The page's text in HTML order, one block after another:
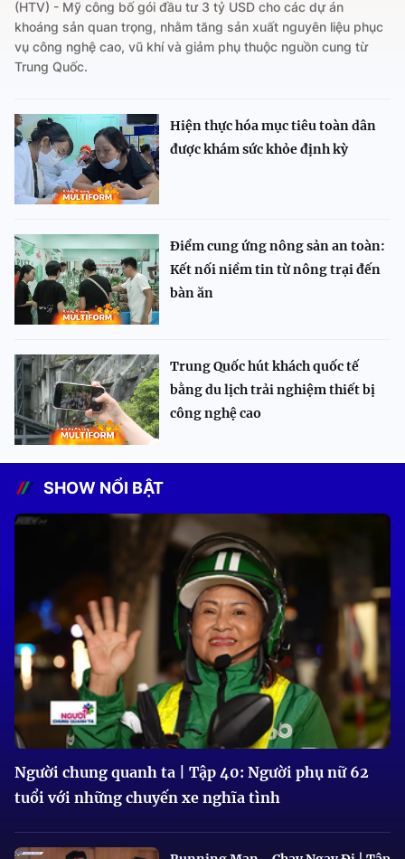
(HTV) - Mỹ công bố gói đầu tư 3 tỷ USD cho các dự án
khoáng sản quan trọng, nhằm tăng sản xuất nguyên liệu phục
vụ công nghệ cao, vũ khí và giảm phụ thuộc nguồn cung từ
Trung Quốc.
Hiện thực hóa mục tiêu toàn dân
được khám sức khỏe định kỳ
Điểm cung ứng nông sản an toàn:
Kết nối niềm tin từ nông trại đến
bàn ăn
Trung Quốc hút khách quốc tế
bằng du lịch trải nghiệm thiết bị
công nghệ cao
SHOW NỔI BẬT
Người chung quanh ta | Tập 40: Người phụ nữ 62
tuổi với những chuyến xe nghĩa tình